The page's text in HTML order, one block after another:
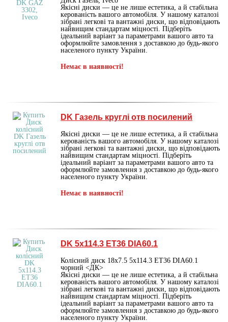
Якісні диски — це не лише естетика, а й стабільна
керованість вашого автомобіля. У нашому каталозі
зібрані легкові та вантажні диски, що відповідають
найвищим стандартам міцності. Підберіть
ідеальний варіант за параметрами вашого авто та
оформлюйте замовлення з доставкою до будь-якого
населеного пункту України.
Немає в наявності!
DK Газель круглі отв посилений
Якісні диски — це не лише естетика, а й стабільна
керованість вашого автомобіля. У нашому каталозі
зібрані легкові та вантажні диски, що відповідають
найвищим стандартам міцності. Підберіть
ідеальний варіант за параметрами вашого авто та
оформлюйте замовлення з доставкою до будь-якого
населеного пункту України.
Немає в наявності!
DK 5х114.3 ET36 DIA60.1
Колісний диск 18х7.5 5х114.3 ET36 DIA60.1
чорний <ДК>
Якісні диски — це не лише естетика, а й стабільна
керованість вашого автомобіля. У нашому каталозі
зібрані легкові та вантажні диски, що відповідають
найвищим стандартам міцності. Підберіть
ідеальний варіант за параметрами вашого авто та
оформлюйте замовлення з доставкою до будь-якого
населеного пункту України.